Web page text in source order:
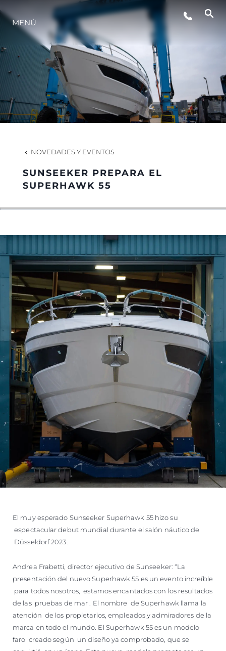
EVENTOS
ESTILO DE VIDA
INNOVACIÓN
VALORE SU EMBARCACIÓN
MENÚ
NOVEDADES Y EVENTOS
SUNSEEKER PREPARA EL
SUPERHAWK 55
El muy esperado Sunseeker Superhawk 55 hizo su
espectacular debut mundial durante el salón náutico de
Düsseldorf 2023.
Andrea Frabetti, director ejecutivo de Sunseeker: “La
presentación del nuevo Superhawk 55 es un evento increíble
para todos nosotros, estamos encantados con los resultados
de las pruebas de mar . El nombre de Superhawk llama la
atención de los propietarios, empleados y admiradores de la
marca en todo el mundo. El Superhawk 55 es un modelo
faro creado según un diseño ya comprobado, que se